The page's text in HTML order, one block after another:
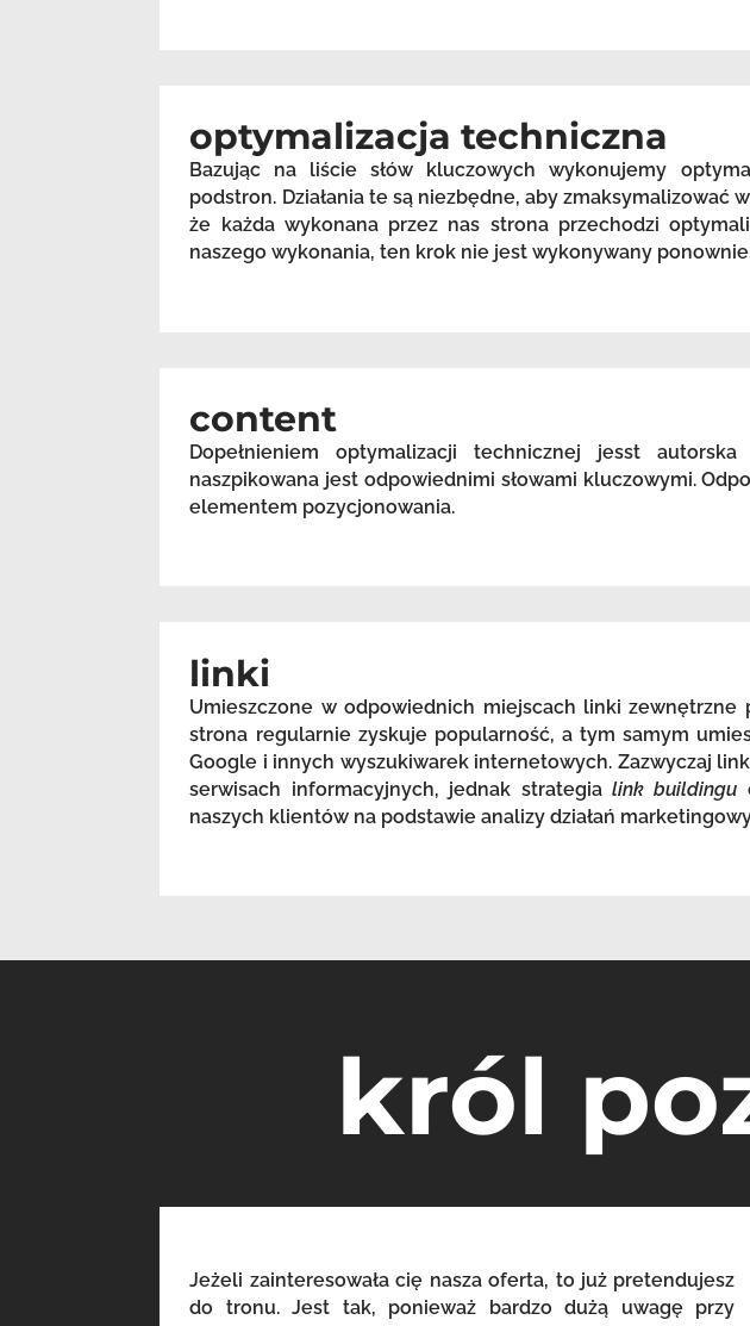
optymalizacja techniczna
Bazując na liście słów kluczowych wykonujemy
podstron. Działania te są niezbędne, aby zmaksymalizować
że każda wykonana przez nas strona przechodzi
naszego wykonania, ten krok nie jest wykonywany
content
Dopełnieniem optymalizacji technicznej jesst
naszpikowana jest odpowiednimi słowami kluczowymi.
elementem pozycjonowania.
linki
Umieszczone w odpowiednich miejscach linki zewnętrzne
strona regularnie zyskuje popularność, a tym samym
Google i innych wyszukiwarek internetowych. Zazwyczaj
serwisach informacyjnych, jednak strategia link buildingu
naszych klientów na podstawie analizy działań
król
Jeżeli zainteresowała cię nasza oferta, to już pretendujesz
do tronu. Jest tak, ponieważ bardzo dużą uwagę przy